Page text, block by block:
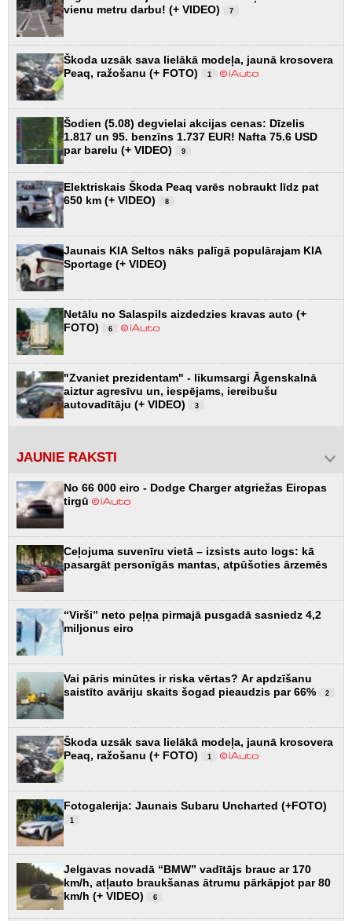
vienu metru darbu! (+ VIDEO)
7
Škoda uzsāk sava lielākā modeļa, jaunā krosovera
Peaq, ražošanu (+ FOTO)
1
Šodien (5.08) degvielai akcijas cenas: Dīzelis
1.817 un 95. benzīns 1.737 EUR! Nafta 75.6 USD
par barelu (+ VIDEO)
9
Elektriskais Škoda Peaq varēs nobraukt līdz pat
650 km (+ VIDEO)
8
Jaunais KIA Seltos nāks palīgā populārajam KIA
Sportage (+ VIDEO)
Netālu no Salaspils aizdedzies kravas auto (+
FOTO)
6
"Zvaniet prezidentam" - likumsargi Āgenskalnā
aiztur agresīvu un, iespējams, iereibušu
autovadītāju (+ VIDEO)
3
JAUNIE RAKSTI
No 66 000 eiro - Dodge Charger atgriežas Eiropas
tirgū
Ceļojuma suvenīru vietā – izsists auto logs: kā
pasargāt personīgās mantas, atpūšoties ārzemēs
“Virši” neto peļņa pirmajā pusgadā sasniedz 4,2
miljonus eiro
Vai pāris minūtes ir riska vērtas? Ar apdzīšanu
saistīto avāriju skaits šogad pieaudzis par 66%
2
Škoda uzsāk sava lielākā modeļa, jaunā krosovera
Peaq, ražošanu (+ FOTO)
1
Fotogalerija: Jaunais Subaru Uncharted (+FOTO)
1
Jelgavas novadā “BMW” vadītājs brauc ar 170
km/h, atļauto braukšanas ātrumu pārkāpjot par 80
km/h (+ VIDEO)
6